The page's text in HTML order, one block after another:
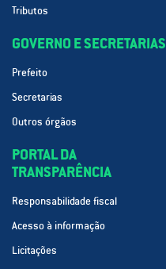
Tributos
GOVERNO E SECRETARIAS
Prefeito
Secretarias
Outros órgãos
PORTAL DA
TRANSPARÊNCIA
Responsabilidade fiscal
Acesso à informação
Licitações